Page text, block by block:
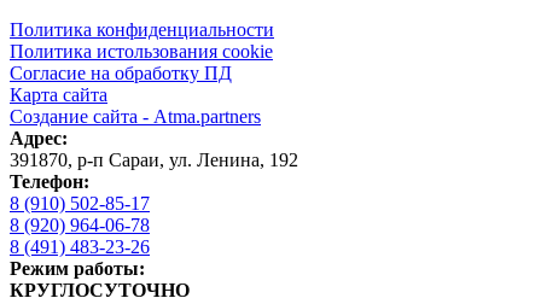
Политика конфиденциальности
Политика истользования cookie
Согласие на обработку ПД
Карта сайта
Создание сайта - Atma.partners
Адрес:
391870, р-п Сараи, ул. Ленина, 192
Телефон:
8 (910) 502-85-17
8 (920) 964-06-78
8 (491) 483-23-26
Режим работы:
КРУГЛОСУТОЧНО